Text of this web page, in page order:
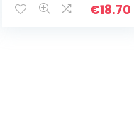
ingebouwde
€18.70